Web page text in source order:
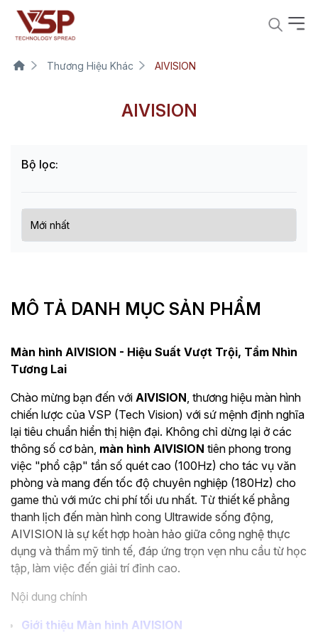
Thương Hiệu Khác AIVISION
AIVISION
Bộ lọc:
MÔ TẢ DANH MỤC SẢN PHẨM
Màn hình AIVISION - Hiệu Suất Vượt Trội, Tầm Nhìn
Tương Lai
Chào mừng bạn đến với AIVISION , thương hiệu màn hình
chiến lược của VSP (Tech Vision) với sứ mệnh định nghĩa
lại tiêu chuẩn hiển thị hiện đại. Không chỉ dừng lại ở các
thông số cơ bản, màn hình AIVISION tiên phong trong
việc "phổ cập" tần số quét cao (100Hz) cho tác vụ văn
phòng và mang đến tốc độ chuyên nghiệp (180Hz) cho
game thủ với mức chi phí tối ưu nhất. Từ thiết kế phẳng
thanh lịch đến màn hình cong Ultrawide sống động,
AIVISION là sự kết hợp hoàn hảo giữa công nghệ thực
dụng và thẩm mỹ tinh tế, đáp ứng trọn vẹn nhu cầu từ học
tập, làm việc đến giải trí đỉnh cao.
Nội dung chính
Giới thiệu Màn hình AIVISION